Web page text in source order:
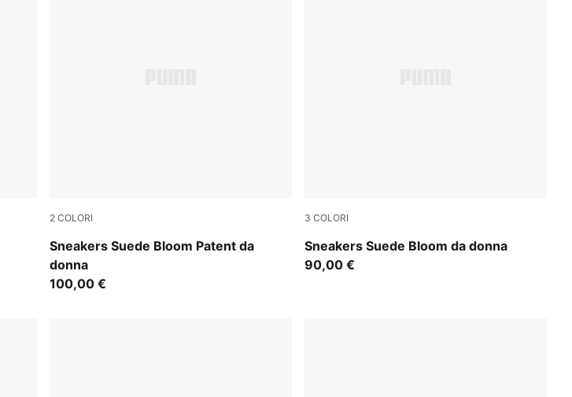
2 COLORI
Sneakers Suede Bloom Patent da
donna
PUMA Black-PUMA White
100,00 €
3 COLORI
Sneakers Suede Bloom da donna
Frosted Ivory-Silver Fog
90,00 €